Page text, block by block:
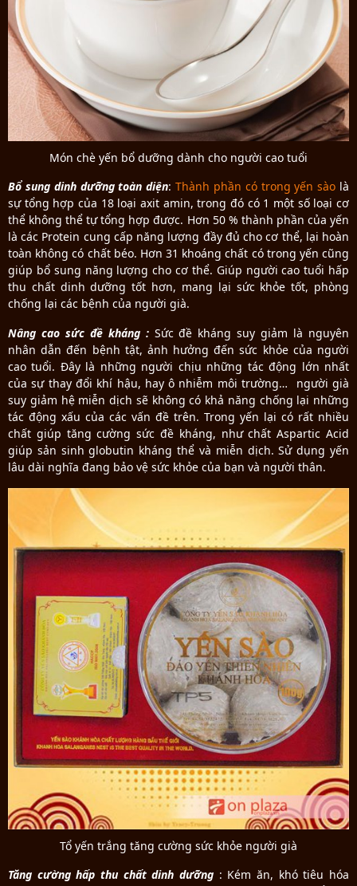
Món chè yến bổ dưỡng dành cho người cao tuổi
Bổ sung dinh dưỡng toàn diện:Thành phần có trong yến sào là
sự tổng hợp của 18 loại axit amin, trong đó có 1 một số loại cơ
thể không thể tự tổng hợp được. Hơn 50 % thành phần của yến
là các Protein cung cấp năng lượng đầy đủ cho cơ thể, lại hoàn
toàn không có chất béo. Hơn 31 khoáng chất có trong yến cũng
giúp bổ sung năng lượng cho cơ thể. Giúp người cao tuổi hấp
thu chất dinh dưỡng tốt hơn, mang lại sức khỏe tốt, phòng
chống lại các bệnh của người già.
Nâng cao sức đề kháng :Sức đề kháng suy giảm là nguyên
nhân dẫn đến bệnh tật, ảnh hưởng đến sức khỏe của người
cao tuổi. Đây là những người chịu những tác động lớn nhất
của sự thay đổi khí hậu, hay ô nhiễm môi trường… người già
suy giảm hệ miễn dịch sẽ không có khả năng chống lại những
tác động xấu của các vấn đề trên. Trong yến lại có rất nhiều
chất giúp tăng cường sức đề kháng, như chất Aspartic Acid
giúp sản sinh globutin kháng thể và miễn dịch. Sử dụng yến
lâu dài nghĩa đang bảo vệ sức khỏe của bạn và người thân.
Tổ yến trắng tăng cường sức khỏe người già
Tăng cường hấp thu chất dinh dưỡng : Kém ăn, khó tiêu hóa